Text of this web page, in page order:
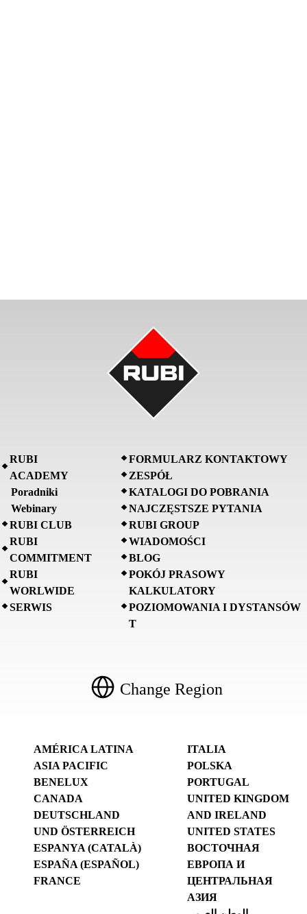
RUBI
ACADEMY
Poradniki
Webinary
RUBI CLUB
RUBI
COMMITMENT
RUBI
WORLWIDE
SERWIS
FORMULARZ KONTAKTOWY
ZESPÓŁ
KATALOGI DO POBRANIA
NAJCZĘSTSZE PYTANIA
RUBI GROUP
WIADOMOŚCI
BLOG
POKÓJ PRASOWY
KALKULATORY
POZIOMOWANIA I DYSTANSÓW
T
Change Region
AMÉRICA LATINA
ASIA PACIFIC
BENELUX
CANADA
DEUTSCHLAND
UND ÖSTERREICH
ESPANYA (CATALÀ)
ESPAÑA (ESPAÑOL)
FRANCE
ITALIA
POLSKA
PORTUGAL
UNITED KINGDOM
AND IRELAND
UNITED STATES
ВОСТОЧНАЯ
ЕВРОПА И
ЦЕНТРАЛЬНАЯ
АЗИЯ